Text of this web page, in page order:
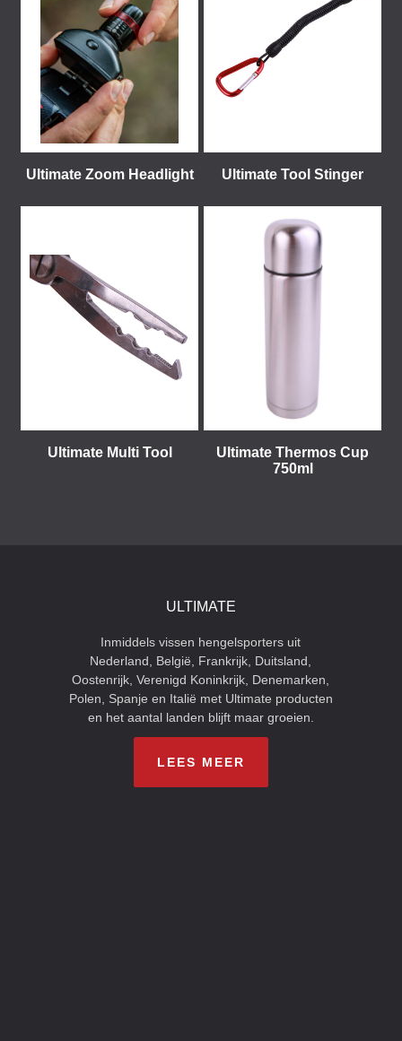
Ultimate Zoom Headlight Ultimate Tool Stinger
Ultimate Multi Tool
Ultimate Thermos Cup
750ml
ULTIMATE
Inmiddels vissen hengelsporters uit
Nederland, België, Frankrijk, Duitsland,
Oostenrijk, Verenigd Koninkrijk, Denemarken,
Polen, Spanje en Italië met Ultimate producten
en het aantal landen blijft maar groeien.
LEES MEER